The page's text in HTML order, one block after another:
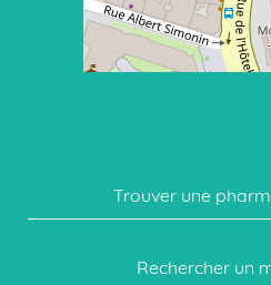
Trouver une
Rechercher un